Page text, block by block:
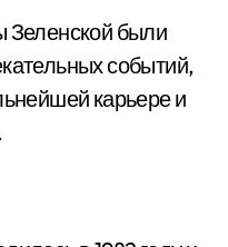
Зеленской были
событий,
карьере и